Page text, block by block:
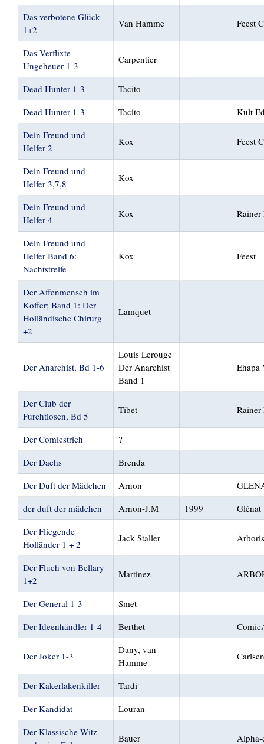
Das verbotene Glück
1+2
Van Hamme Feest
Das Verflixte
Ungeheuer 1-3
Carpentier
Dead Hunter 1-3
Tacito
Dead Hunter 1-3
Tacito
Kult
Dein Freund und
Helfer 2
Kox Feest
Dein Freund und
Helfer 3,7,8
Kox
Dein Freund und
Helfer 4
Kox Rainer
Dein Freund und
Helfer Band 6:
Nachtstreife
Kox Feest
Der Affenmensch im
Koffer; Band 1: Der
Holländische Chirurg
+2
Lamquet
Der Anarchist, Bd 1-6
Louis Lerouge
Der Anarchist
Band 1
Ehapa
Der Club der
Furchtlosen, Bd 5
Tibet Rainer
Der Comicstrich
?
Der Dachs
Brenda
Der Duft der Mädchen
Arnon
der duft der mädchen
Arnon-J.M 1999
Glénat
Der Fliegende
Holländer 1 + 2
Jack Staller Arboris
Der Fluch von Bellary
1+2
Martinez
Der General 1-3
Smet
Der Ideenhändler 1-4
Berthet
Der Joker 1-3
Dany, van
Hamme
Carlsen
Der Kakerlakenkiller
Tardi
Der Kandidat
Louran
Der Klassische Witz
Bauer